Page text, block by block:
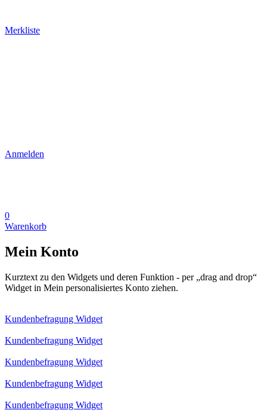
Merkliste
Anmelden
0
Warenkorb
Mein Konto
Kurztext zu den Widgets und deren Funktion - per „drag and drop“
Widget in Mein personalisiertes Konto ziehen.
Kundenbefragung Widget
Kundenbefragung Widget
Kundenbefragung Widget
Kundenbefragung Widget
Kundenbefragung Widget